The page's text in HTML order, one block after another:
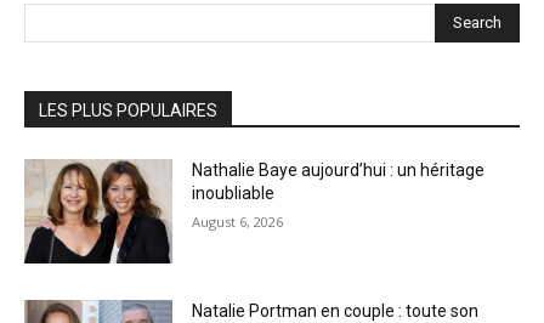
Search
LES PLUS POPULAIRES
Nathalie Baye aujourd’hui : un héritage
inoubliable
August 6, 2026
Natalie Portman en couple : toute son